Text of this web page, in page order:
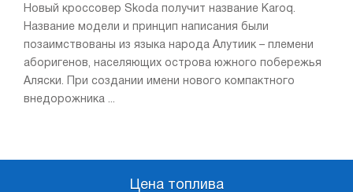
Новый кроссовер Skoda получит название Karoq.
Название модели и принцип написания были
позаимствованы из языка народа Алутиик – племени
аборигенов, населяющих острова южного побережья
Аляски. При создании имени нового компактного
внедорожника ...
Цена топлива